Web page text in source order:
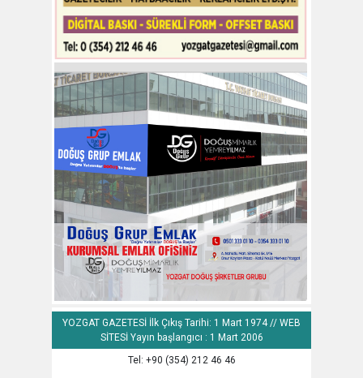
YOZGAT GAZETESİ İlk Çıkış Tarihi: 1 Mart 1974 // WEB
SİTESİ Yayın başlangıcı : 1 Mart 2006
Tel: +90 (354) 212 46 46